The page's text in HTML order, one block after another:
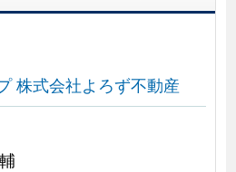
株式会社よろず不動産